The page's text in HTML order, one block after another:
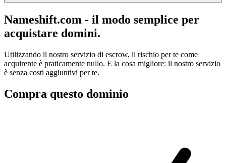
Nameshift.com - il modo semplice per
acquistare domini.
Utilizzando il nostro servizio di escrow, il rischio per te come
acquirente è praticamente nullo. E la cosa migliore: il nostro servizio
è senza costi aggiuntivi per te.
Compra questo dominio